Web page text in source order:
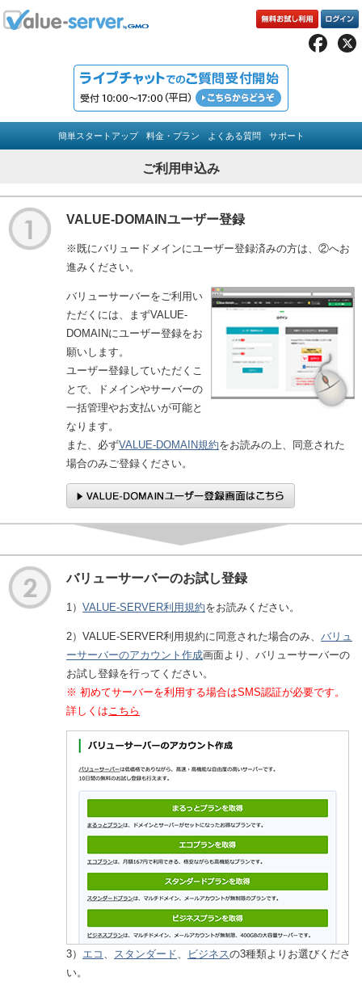
簡単スタートアップ 料金・プラン よくある質問 サポート
ご利用申込み
VALUE-DOMAINユーザー登録
※既にバリュードメインにユーザー登録済みの方は、②へお
進みください。
バリューサーバーをご利用い
ただくには、まずVALUE-
DOMAINにユーザー登録をお
願いします。
ユーザー登録していただくこ
とで、ドメインやサーバーの
一括管理やお支払いが可能と
なります。
また、必ずVALUE-DOMAIN規約をお読みの上、同意された
場合のみご登録ください。
バリューサーバーのお試し登録
1）VALUE-SERVER利用規約をお読みください。
2）VALUE-SERVER利用規約に同意された場合のみ、バリュ
ーサーバーのアカウント作成画面より、バリューサーバーの
お試し登録を行ってください。
※ 初めてサーバーを利用する場合はSMS認証が必要です。
詳しくは こちら
3） エコ スタンダード ビジネスの3種類よりお選びくださ
い。